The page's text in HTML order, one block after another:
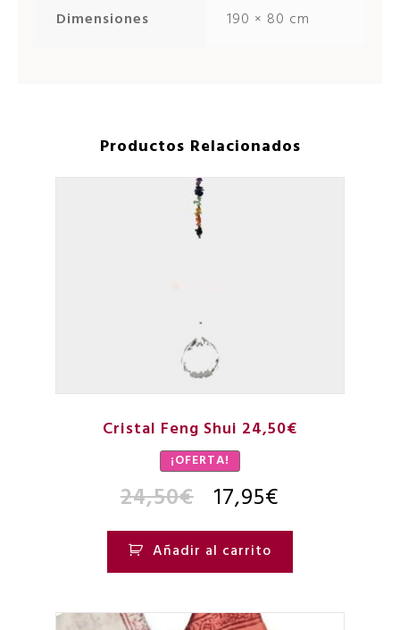
Dimensiones 190 × 80 cm
Productos Relacionados
Cristal Feng Shui 24,50€
¡OFERTA!
24,50€ 17,95€
Añadir al carrito